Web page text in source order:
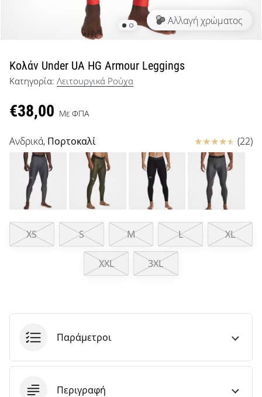
μπάσκετ
όπως
εμείς;
μαζί
ως
πρεσβευτής
της
μάρκας
μας.
Εμφάνιση
Αλλαγή χρώματος
Κολάν Under UA HG Armour Leggings
Κατηγορία: Λειτουργικά Ρούχα
€38,00 Με ΦΠΑ
Ανδρικά, Πορτοκαλί Κριτικές (22)
XS S M L XL
XXL 3XL
Παράμετροι
Περιγραφή